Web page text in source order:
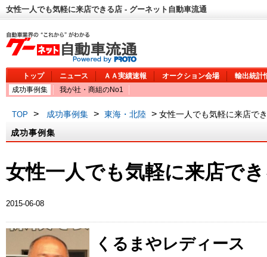
女性一人でも気軽に来店できる店 - グーネット自動車流通
トップ ニュース ＡＡ実績速報 オークション会場
輸出統計
成功事例集
我が社・商組のNo1
TOP > 成功事例集 > 東海・北陸 > 女性一人でも気軽に来店で
成功事例集
女性一人でも気軽に来店で
2015-06-08
くるまやレディース